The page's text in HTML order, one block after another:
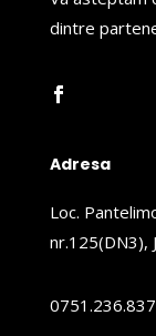
dintre
Adresa
Loc.
nr.125(DN3),
0751.236.837